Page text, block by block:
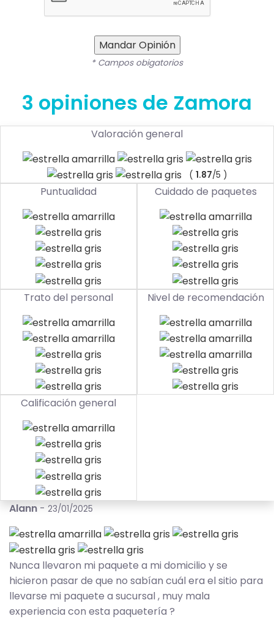
Mandar Opinión
* Campos obigatorios
3 opiniones de Zamora
Valoración general
( 1.87/5 )
Puntualidad Cuidado de paquetes
Trato del personal Nivel de recomendación
Calificación general
Alann - 23/01/2025
Nunca llevaron mi paquete a mi domicilio y se
hicieron pasar de que no sabían cuál era el sitio para
llevarse mi paquete a sucursal , muy mala
experiencia con esta paquetería ?